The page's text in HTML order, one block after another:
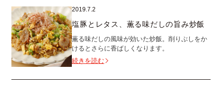
2019.7.2
塩豚とレタス、薫る味だしの旨み炒飯
薫る味だしの風味が効いた炒飯。削りぶしをか
けるとさらに香ばしくなります。
続きを読む